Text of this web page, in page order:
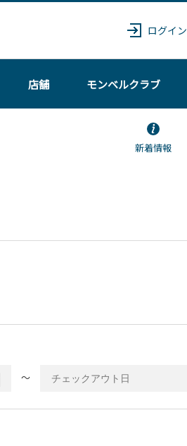
ログイン
店舗 モンベルクラブ
新着情報
〜